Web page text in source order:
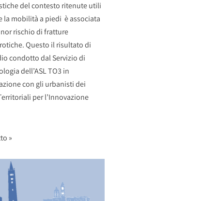
del contesto ritenute utili
la mobilità a piedi è associata
rischio di fratture
Questo il risultato di
condotto dal Servizio di
dell’ASL TO3 in
con gli urbanisti dei
per l’Innovazione
»